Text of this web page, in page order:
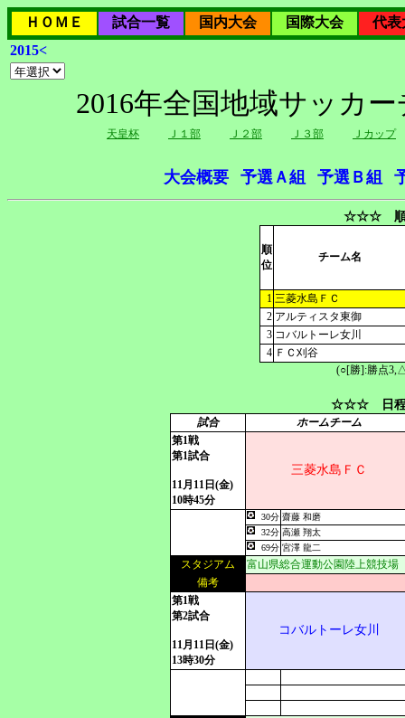
ＨＯＭＥ 試合一覧 国内大会 国際大会
代表
2015<
2016年全国地域サッカ
天皇杯 Ｊ１部 Ｊ２部 Ｊ３部 Ｊカップ
大会概要 予選Ａ組 予選Ｂ組
☆☆☆ 順
順
位
チーム名
1 三菱水島ＦＣ
2 アルティスタ東御
3 コバルトーレ女川
4 ＦＣ刈谷
(○[勝]:勝点
☆☆☆ 日程
試合
ホームチーム
第1戦
第1試合
11月11日(金)
10時45分
三菱水島ＦＣ
30分 齋藤 和磨
32分 高瀬 翔太
69分 宮澤 龍二
スタジアム
富山県総合運動公園陸上競技場
備考
第1戦
第2試合
11月11日(金)
13時30分
コバルトーレ女川